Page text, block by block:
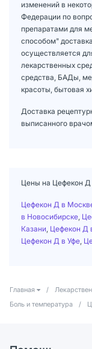
изменений в
Федерации по
препаратами для
способом"
осуществляется
лекарственных
средства, БАДы,
красоты, бытовая
Доставка
выписанного
Цены на Цефекон Д
Цефекон Д в
в Новосибирске
Казани Цефекон Д
Цефекон Д в Уфе
Главная /
Боль и температура
/